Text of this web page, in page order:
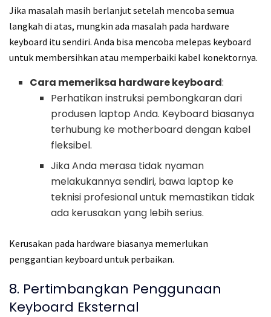
Jika masalah masih berlanjut setelah mencoba semua
langkah di atas, mungkin ada masalah pada hardware
keyboard itu sendiri. Anda bisa mencoba melepas keyboard
untuk membersihkan atau memperbaiki kabel konektornya.
Cara memeriksa hardware keyboard:
Perhatikan instruksi pembongkaran dari
produsen laptop Anda. Keyboard biasanya
terhubung ke motherboard dengan kabel
fleksibel.
Jika Anda merasa tidak nyaman
melakukannya sendiri, bawa laptop ke
teknisi profesional untuk memastikan tidak
ada kerusakan yang lebih serius.
Kerusakan pada hardware biasanya memerlukan
penggantian keyboard untuk perbaikan.
8. Pertimbangkan Penggunaan
Keyboard Eksternal